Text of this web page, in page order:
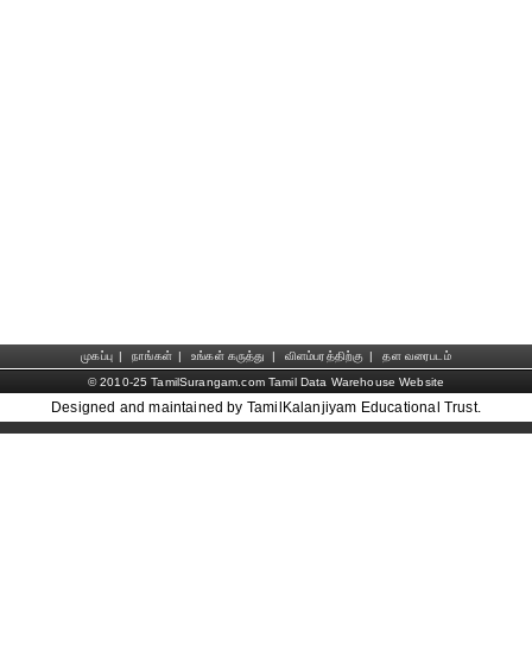
முகப்பு | நாங்கள் | உங்கள் கருத்து | விளம்பரத்திற்கு |
தள வரைபடம்
© 2010-25 TamilSurangam.com Tamil Data Warehouse Website
Designed and maintained by TamilKalanjiyam Educational Trust.